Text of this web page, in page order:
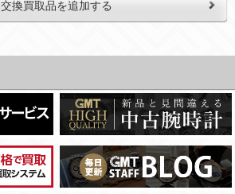
交換買取品を追加する